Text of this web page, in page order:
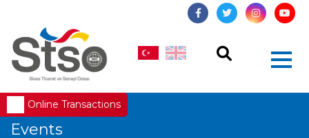
Online Transactions
Events